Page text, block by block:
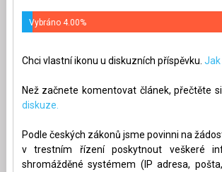
Vybráno 4.00%
Chci vlastní ikonu u diskuzních příspěvku. Jak
Než začnete komentovat článek, přečtěte
diskuze.
Podle českých zákonů jsme povinni na
v trestním řízení poskytnout veškeré
shromážděné systémem (IP adresa,